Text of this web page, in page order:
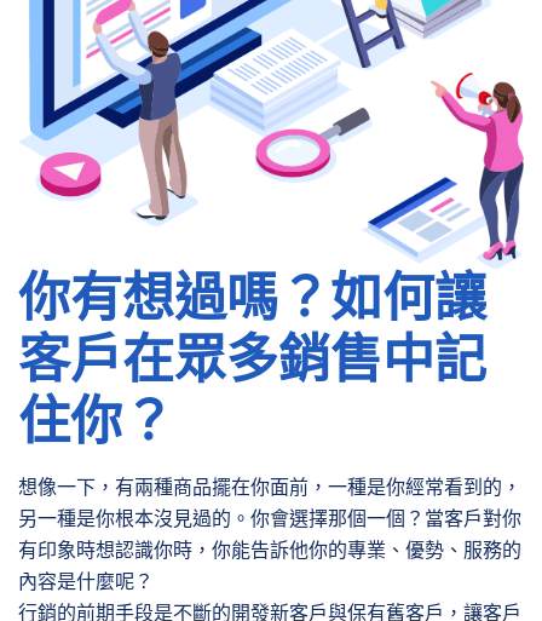
你有想過嗎？如何讓
客戶在眾多銷售中記
住你？
想像一下，有兩種商品擺在你面前，一種是你經常看到的，
另一種是你根本沒見過的。你會選擇那個一個？當客戶對你
有印象時想認識你時，你能告訴他你的專業、優勢、服務的
內容是什麼呢？
行銷的前期手段是不斷的開發新客戶與保有舊客戶，讓客戶